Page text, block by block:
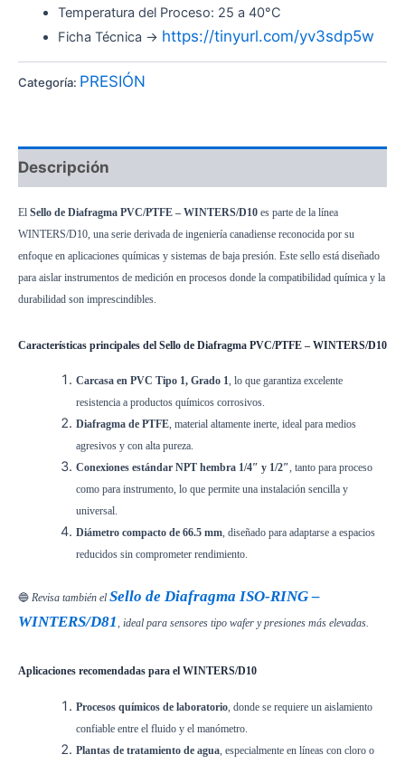
Temperatura del Proceso: 25 a 40°C
Ficha Técnica -> https://tinyurl.com/yv3sdp5w
Categoría: PRESIÓN
Descripción
El Sello de Diafragma PVC/PTFE – WINTERS/D10 es parte de la línea
WINTERS/D10, una serie derivada de ingeniería canadiense reconocida por su
enfoque en aplicaciones químicas y sistemas de baja presión. Este sello está diseñado
para aislar instrumentos de medición en procesos donde la compatibilidad química y la
durabilidad son imprescindibles.
Características principales del Sello de Diafragma PVC/PTFE – WINTERS/D10
Carcasa en PVC Tipo 1, Grado 1, lo que garantiza excelente
resistencia a productos químicos corrosivos.
Diafragma de PTFE, material altamente inerte, ideal para medios
agresivos y con alta pureza.
Conexiones estándar NPT hembra 1/4″ y 1/2″, tanto para proceso
como para instrumento, lo que permite una instalación sencilla y
universal.
Diámetro compacto de 66.5 mm, diseñado para adaptarse a espacios
reducidos sin comprometer rendimiento.
🔵 Revisa también el Sello de Diafragma ISO-RING –
WINTERS/D81, ideal para sensores tipo wafer y presiones más elevadas.
Aplicaciones recomendadas para el WINTERS/D10
Procesos químicos de laboratorio, donde se requiere un aislamiento
confiable entre el fluido y el manómetro.
Plantas de tratamiento de agua, especialmente en líneas con cloro o